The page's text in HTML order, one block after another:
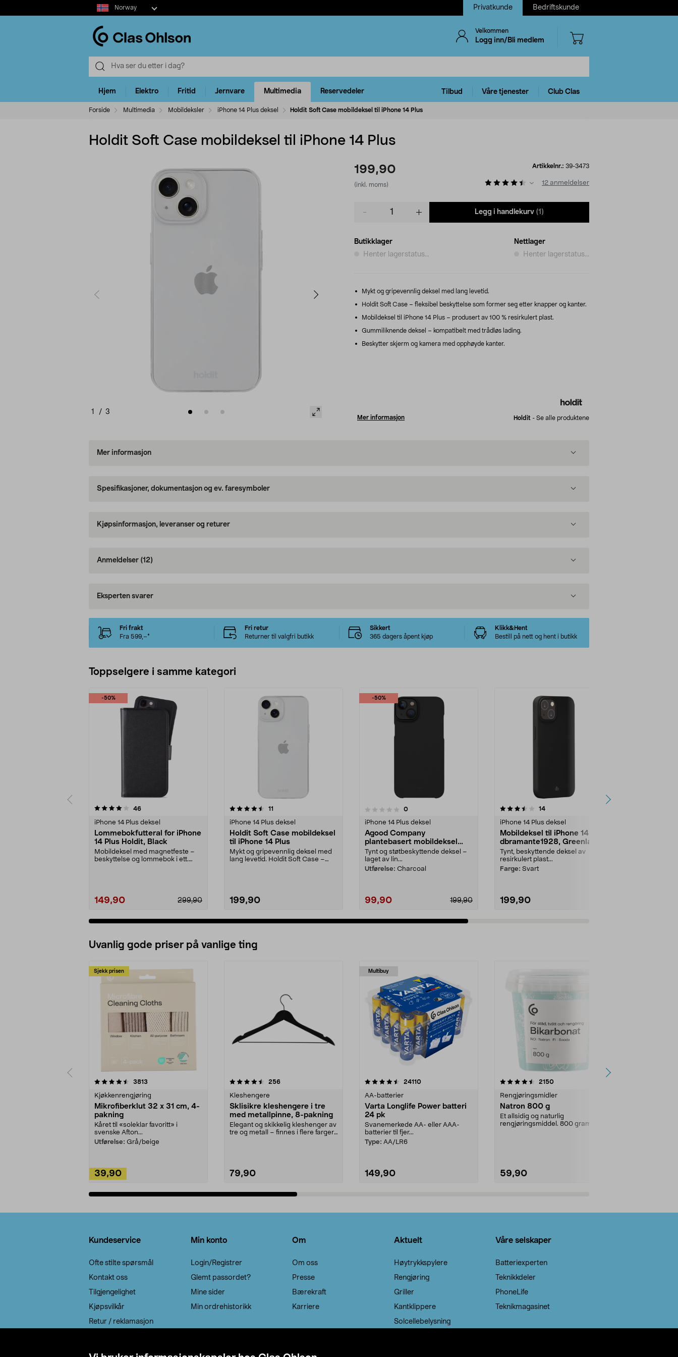
Select
market
Norway Privatkunde Bedriftskunde
Velkommen
Logg inn/Bli medlem
Hjem Elektro Fritid Jernvare Multimedia Reservedeler Tilbud Våre tjenester Club Clas
Forside Multimedia Mobildeksler iPhone 14 Plus deksel Holdit Soft Case mobildeksel til iPhone 14 Plus
Holdit Soft Case mobildeksel til iPhone 14 Plus
1 / 3
199,90
(inkl. moms)
Artikkelnr.: 39-3473
12 anmeldelser
Legg i handlekurv (1)
Butikklager
Henter lagerstatus...
Nettlager
Henter lagerstatus...
Mykt og gripevennlig deksel med lang levetid.
Holdit Soft Case – fleksibel beskyttelse som former seg etter knapper og kanter.
Mobildeksel til iPhone 14 Plus – produsert av 100 % resirkulert plast.
Gummiliknende deksel – kompatibelt med trådløs lading.
Beskytter skjerm og kamera med opphøyde kanter.
Mer informasjon Holdit - Se alle produktene
Mer informasjon
Spesifikasjoner, dokumentasjon og ev. faresymboler
Kjøpsinformasjon, leveranser og returer
Anmeldelser (12)
Eksperten svarer
Fri frakt
Fra 599,–*
Fri retur
Returner til valgfri butikk
Sikkert
365 dagers åpent kjøp
Klikk&Hent
Bestill på nett og hent i butikk
Toppselgere i samme kategori
-50%
46anmeldelser
iPhone 14 Plus deksel
Lommebokfutteral for iPhone
14 Plus Holdit, Black
Mobildeksel med magnetfeste –
beskyttelse og lommebok i ett.
149,90 299,90
4.5 av 5 stjerner 11
iPhone 14 Plus deksel
Holdit Soft Case mobildeksel
til iPhone 14 Plus
Mykt og gripevennlig deksel med
lang levetid. Holdit Soft Case –
199,90
-50%
0.0 av 5 stjerner 0anmeldelser
iPhone 14 Plus deksel
Agood Company
plantebasert mobildeksel
iPhone 14 Plus
Tynt og støtbeskyttende deksel –
laget av lin...
Utførelse: Charcoal
99,90 199,90
3.5 av 5 stjerner 14anmeldelser
iPhone 14 Plus deksel
Mobildeksel til iPhone 14 Plus
dbramante1928, Greenland
Tynt, beskyttende deksel av
resirkulert plast...
Farge: Svart
199,90
0.0 av 5 stjerner
Uvanlig gode priser på vanlige ting
Sjekk prisen
3813
Kjøkkenrengjøring
Mikrofiberklut 32 x 31 cm, 4-
pakning
Kåret til «soleklar favoritt» i
svenske Afton...
Utførelse: Grå/beige
39,90
4.5av 5 stjerner 256anmeldelser
Kleshengere
Sklisikre kleshengere i tre
med metallpinne, 8-pakning
Elegant og skikkelig kleshenger av
tre og metall – finnes i flere farger.
79,90
Multibuy
4.5av 5 stjerner 24110anmeldelser
AA-batterier
Varta Longlife Power batteri
24 pk
Svanemerkede AA- eller AAA-
batterier til fjer...
Type: AA/LR6
149,90
4.5av 5 stjerner 2150anmeldelser
Rengjøringsmidler
Natron 800 g
Et allsidig og naturlig
rengjøringsmiddel. 800 gram
59,90
4.0av 5 stjerner
Kundeservice
Ofte stilte spørsmål
Kontakt oss
Tilgjengelighet
Kjøpsvilkår
Retur / reklamasjon
Min konto
Login/Registrer
Glemt passordet?
Mine sider
Min ordrehistorikk
Om
Om oss
Presse
Bærekraft
Karriere
Aktuelt
Høytrykkspylere
Rengjøring
Griller
Kantklippere
Solcellebelysning
Våre selskaper
Batteriexperten
Teknikkdeler
PhoneLife
Teknikmagasinet